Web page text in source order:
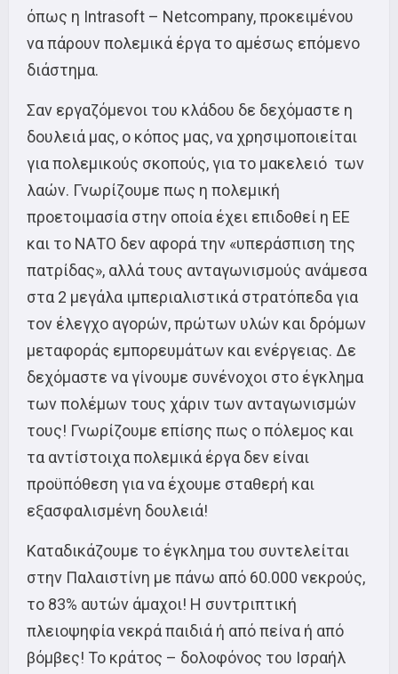
όπως η Intrasoft – Netcompany, προκειμένου
να πάρουν πολεμικά έργα το αμέσως επόμενο
διάστημα.
Σαν εργαζόμενοι του κλάδου δε δεχόμαστε η
δουλειά μας, ο κόπος μας, να χρησιμοποιείται
για πολεμικούς σκοπούς, για το μακελειό των
λαών. Γνωρίζουμε πως η πολεμική
προετοιμασία στην οποία έχει επιδοθεί η ΕΕ
και το ΝΑΤΟ δεν αφορά την «υπεράσπιση της
πατρίδας», αλλά τους ανταγωνισμούς ανάμεσα
στα 2 μεγάλα ιμπεριαλιστικά στρατόπεδα για
τον έλεγχο αγορών, πρώτων υλών και δρόμων
μεταφοράς εμπορευμάτων και ενέργειας. Δε
δεχόμαστε να γίνουμε συνένοχοι στο έγκλημα
των πολέμων τους χάριν των ανταγωνισμών
τους! Γνωρίζουμε επίσης πως ο πόλεμος και
τα αντίστοιχα πολεμικά έργα δεν είναι
προϋπόθεση για να έχουμε σταθερή και
εξασφαλισμένη δουλειά!
Καταδικάζουμε το έγκλημα του συντελείται
στην Παλαιστίνη με πάνω από 60.000 νεκρούς,
το 83% αυτών άμαχοι! Η συντριπτική
πλειοψηφία νεκρά παιδιά ή από πείνα ή από
βόμβες! Το κράτος – δολοφόνος του Ισραήλ